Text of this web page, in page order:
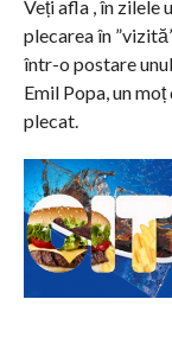
Veți afla , în zilele
plecarea în
într-o postare
Emil Popa, un
plecat.